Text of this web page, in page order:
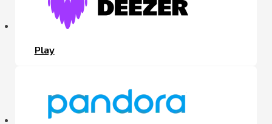
Play